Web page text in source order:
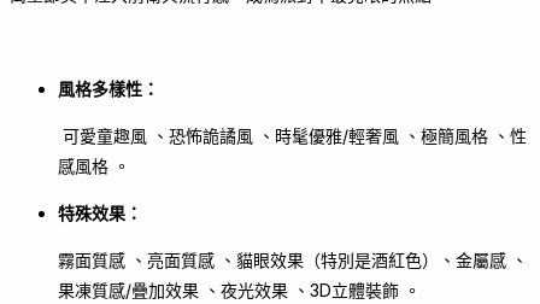
風格多樣性：
可愛童趣風 、恐怖詭譎風 、時髦優雅/輕奢風 、極簡風格 、性
感風格 。
特殊效果：
霧面質感 、亮面質感 、貓眼效果（特別是酒紅色）、金屬感 、
果凍質感/疊加效果 、夜光效果 、3D立體裝飾 。